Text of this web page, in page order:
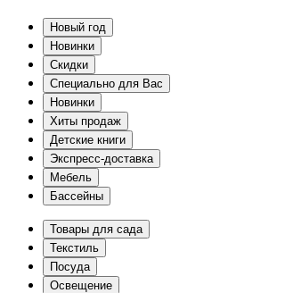
Новый год
Новинки
Скидки
Специально для Вас
Новинки
Хиты продаж
Детские книги
Экспресс-доставка
Мебель
Бассейны
Товары для сада
Текстиль
Посуда
Освещение